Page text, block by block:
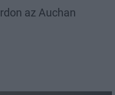
az Auchan